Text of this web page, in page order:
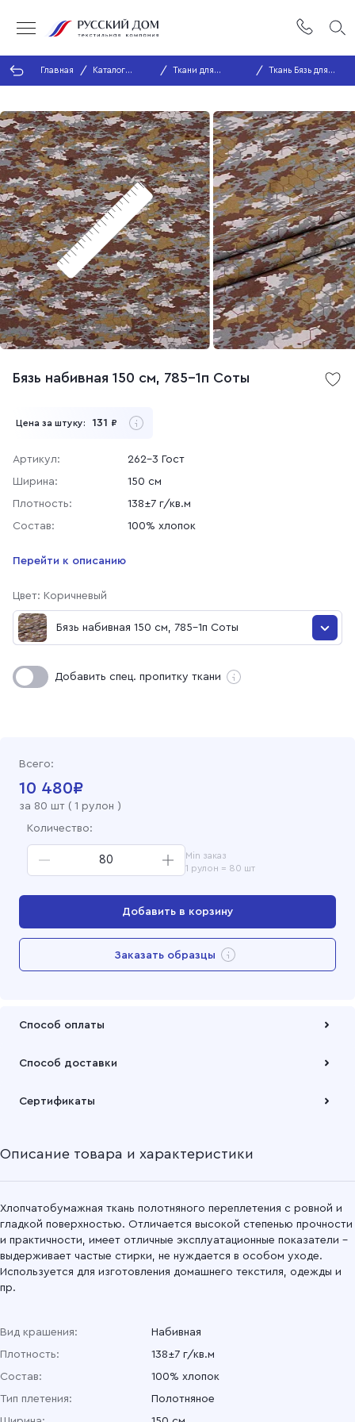
Главная
Каталог
тканей
Ткани для
спецодежды
Ткань Бязь для
спецодежды
Бязь набивная 150 см, 785-1п Соты
Цена за штуку: 131 ₽
Артикул:
262-3 Гост
Ширина:
150 см
Плотность:
138±7 г/кв.м
Состав:
100% хлопок
Перейти к описанию
Цвет: Коричневый
Бязь набивная 150 см, 785-1п Соты
Бязь набивная 150 см, 785-1п Соты
Добавить спец. пропитку ткани
Всего:
10 480₽
за 80 шт ( 1 рулон )
Количество:
Min заказ
1 рулон = 80 шт
Добавить в корзину
Перейти в корзину
Заказать образцы
Способ оплаты
Способ доставки
наших складов или через транспортную компанию на Ваш
Подробнее
Сертификаты
Описание товара и характеристики
Хлопчатобумажная ткань полотняного переплетения с ровной и
гладкой поверхностью. Отличается высокой степенью прочности
и практичности, имеет отличные эксплуатационные показатели –
выдерживает частые стирки, не нуждается в особом уходе.
Используется для изготовления домашнего текстиля, одежды и
пр.
Вид крашения:
Набивная
Плотность:
138±7 г/кв.м
Состав:
100% хлопок
Тип плетения:
Полотняное